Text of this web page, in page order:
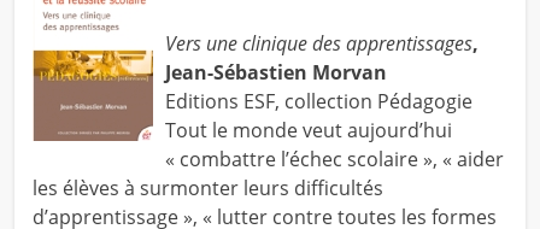
Vers une clinique des apprentissages,
Jean-Sébastien Morvan
Editions ESF, collection Pédagogie
Tout le monde veut aujourd’hui
« combattre l’échec scolaire », « aider
les élèves à surmonter leurs difficultés
d’apprentissage », « lutter contre toutes les formes